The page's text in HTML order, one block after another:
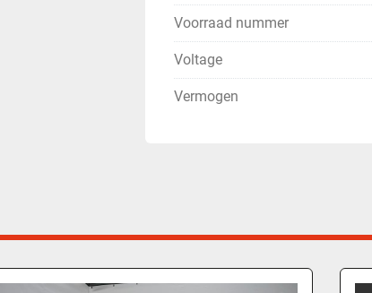
Voorraad nummer
Voltage
Vermogen